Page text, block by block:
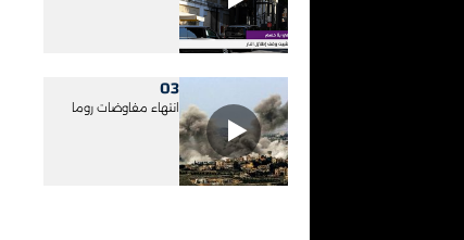
03
انتهاء مفاوضات روما